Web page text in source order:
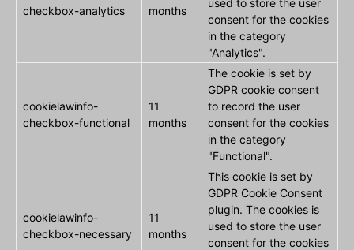
checkbox-analytics
months
used to store the user
consent for the cookies
in the category
"Analytics".
cookielawinfo-
checkbox-functional
11
months
The cookie is set by
GDPR cookie consent
to record the user
consent for the cookies
in the category
"Functional".
cookielawinfo-
checkbox-necessary
11
months
This cookie is set by
GDPR Cookie Consent
plugin. The cookies is
used to store the user
consent for the cookies